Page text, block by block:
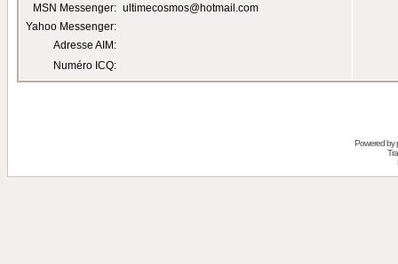
MSN Messenger: ultimecosmos@hotmail.com
Yahoo Messenger:
Adresse AIM:
Numéro ICQ:
Powered by